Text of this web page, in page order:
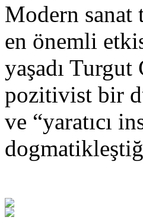
Modern sanat
en önemli
yaşadı
pozitivist bir
ve “yaratıcı